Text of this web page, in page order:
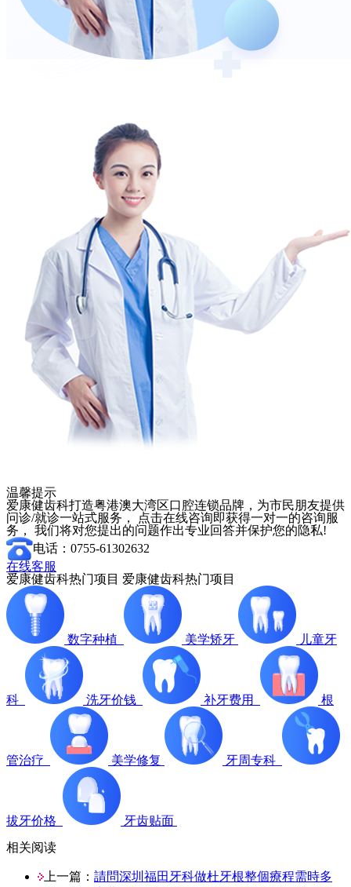
温馨提示
爱康健齿科打造粤港澳大湾区口腔连锁品牌，为市民朋友提供
问诊/就诊一站式服务， 点击在线咨询即获得一对一的咨询服
务， 我们将对您提出的问题作出专业回答并保护您的隐私!
电话：0755-61302632
在线客服
爱康健齿科热门项目 爱康健齿科热门项目
数字种植 美学矫牙 儿童牙
科 洗牙价钱 补牙费用 根
管治疗 美学修复 牙周专科
拔牙价格
牙齿贴面
相关阅读
上一篇： 請問深圳福田牙科做杜牙根整個療程需時多